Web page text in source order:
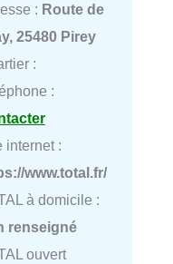
: Route de
25480 Pirey
:
:
internet :
www.total.fr/
à domicile :
renseigné
ouvert